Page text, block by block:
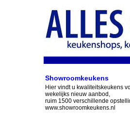
Showroomkeukens
Hier vindt u kwaliteitskeukens
wekelijks nieuw aanbod,
ruim 1500 verschillende
www.showroomkeukens.nl